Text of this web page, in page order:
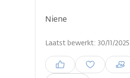
Niene
Laatst bewerkt: 30/11/2025
Inloggen om een reactie te
plaatsen